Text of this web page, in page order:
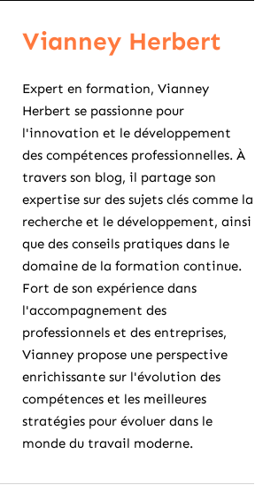
Vianney Herbert
Expert en formation, Vianney
Herbert se passionne pour
l'innovation et le développement
des compétences professionnelles. À
travers son blog, il partage son
expertise sur des sujets clés comme la
recherche et le développement, ainsi
que des conseils pratiques dans le
domaine de la formation continue.
Fort de son expérience dans
l'accompagnement des
professionnels et des entreprises,
Vianney propose une perspective
enrichissante sur l'évolution des
compétences et les meilleures
stratégies pour évoluer dans le
monde du travail moderne.